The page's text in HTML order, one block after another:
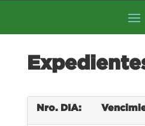
Nro. DIA: